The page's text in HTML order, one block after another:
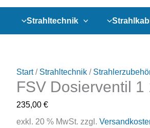
Strahltechnik
Start/ Strahltechnik /
FSV Dosierventil 1
235,00 €
exkl. 20 % MwSt. zzgl.